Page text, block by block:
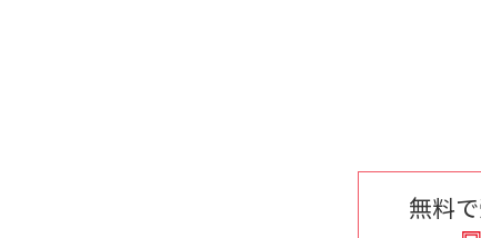
無料